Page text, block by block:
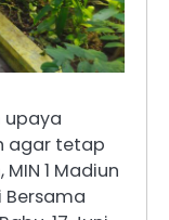
upaya
agar tetap
1 Madiun
Bersama